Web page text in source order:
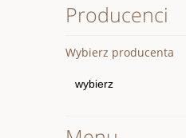
Producenci
Wybierz producenta